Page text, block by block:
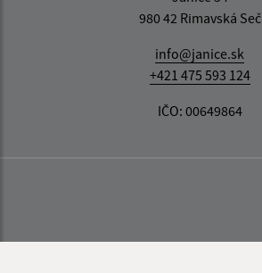
980 42 Rimavská Seč
info@janice.sk
+421 475 593 124
IČO: 00649864